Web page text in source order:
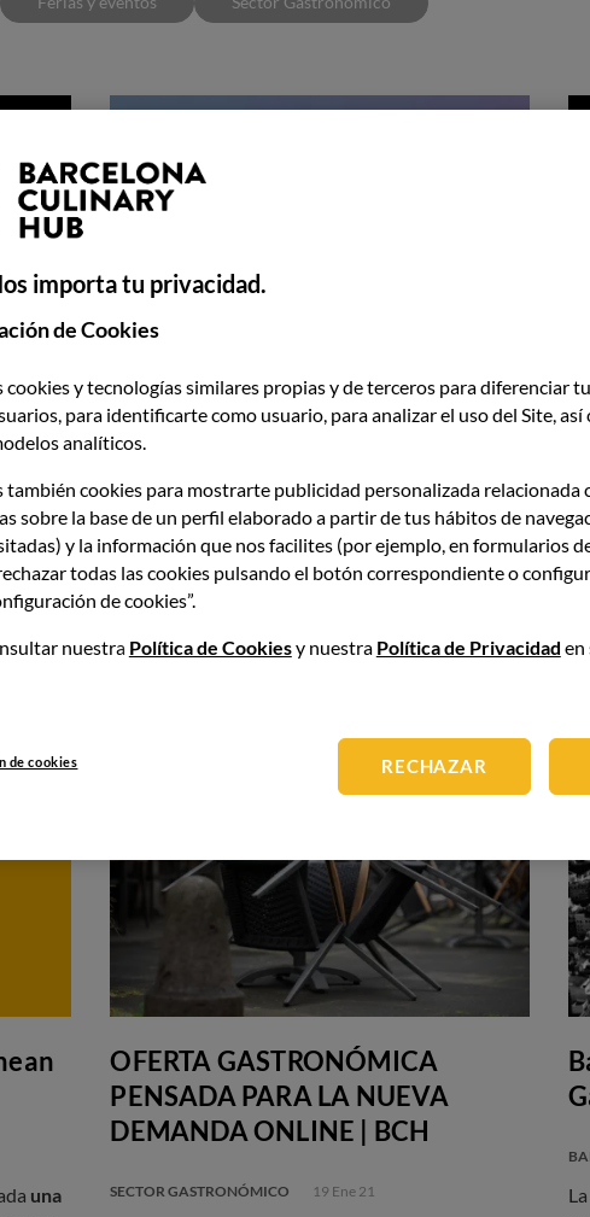
en
de
BCH se úne al sector en la
celebración de la feria HIP
BCH XPERIENCE 22 Mar 21
Barcelona Culinary Hubparticipa en el evento
como socio global principal. Además, participará
en el Plan de Apoyo a la Hostelería que lidera el
una
OFERTA GASTRONÓMICA
PENSADA PARA LA NUEVA
DEMANDA ONLINE | BCH
SECTOR GASTRONÓMICO 19 Ene 21
importa tu privacidad.
de Cookies
y tecnologías similares propias y de terceros para diferenciar
para identificarte como usuario, para analizar el uso del Site, así
analíticos.
también cookies para mostrarte publicidad personalizada relacionada
sobre la base de un perfil elaborado a partir de tus hábitos de
y la información que nos facilites (por ejemplo, en formularios
todas las cookies pulsando el botón correspondiente o
de cookies”.
nuestra Política de Cookiesy nuestra Política de Privacidad en
de cookies RECHAZAR